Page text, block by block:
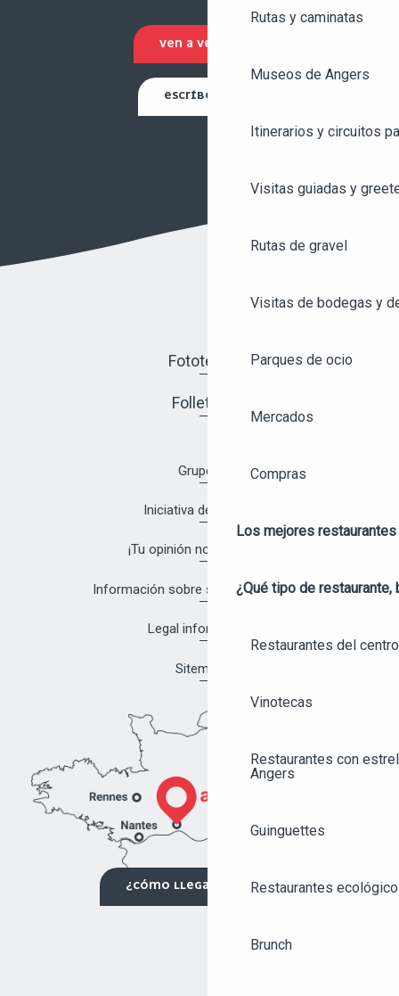
Rutas y caminatas
Museos de Angers
Itinerarios y circuitos
Visitas guiadas y
Rutas de gravel
Visitas de bodegas y
Parques de ocio
Mercados
Compras
Los mejores
¿Qué tipo de restaurante,
Restaurantes del
Vinotecas
Restaurantes con
Angers
Guinguettes
Restaurantes
Brunch
VEN A VERNOS
ESCRÍBENOS
Fototeca
Folletos
Grupos
Iniciativa de calidad
¡Tu opinión nos interesa!
Información sobre salud y seguridad
Legal information
Sitemap
¿CÓMO LLEGAR?